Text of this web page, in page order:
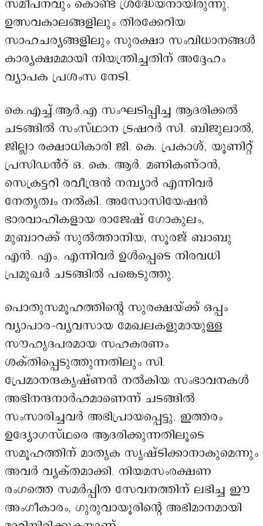
സമീപനവും കൊണ്ട് ശ്രദ്ധേയനായിരുന്നു.
ഉത്സവകാലങ്ങളിലും തിരക്കേറിയ
സാഹചര്യങ്ങളിലും സുരക്ഷാ സംവിധാനങ്ങൾ
കാര്യക്ഷമമായി നിയന്ത്രിച്ചതിന് അദ്ദേഹം
വ്യാപക പ്രശംസ നേടി.
കെ.എച്ച്.ആർ.എ സംഘടിപ്പിച്ച ആദരിക്കൽ
ചടങ്ങിൽ സംസ്ഥാന ട്രഷറർ സി. ബിജുലാൽ,
ജില്ലാ രക്ഷാധികാരി ജി. കെ. പ്രകാശ്, യൂണിറ്റ്
പ്രസിഡൻ്റ് ഒ. കെ. ആർ. മണികണ്ഠൻ,
സെക്രട്ടറി രവീന്ദ്രൻ നമ്പ്യാർ എന്നിവർ
നേതൃത്വം നൽകി. അസോസിയേഷൻ
ഭാരവാഹികളായ രാജേഷ് ഗോകുലം,
മുബാറക്ക് സുൽത്താനിയ, സൂരജ് ബാബു
എൻ. എം. എന്നിവർ ഉൾപ്പെടെ നിരവധി
പ്രമുഖർ ചടങ്ങിൽ പങ്കെടുത്തു.
പൊതുസമൂഹത്തിന്റെ സുരക്ഷയ്ക്ക് ഒപ്പം
വ്യാപാര-വ്യവസായ മേഖലകളുമായുള്ള
സൗഹൃദപരമായ സഹകരണം
ശക്തിപ്പെടുത്തുന്നതിലും സി.
പ്രേമാനന്ദകൃഷ്ണൻ നൽകിയ സംഭാവനകൾ
അഭിനന്ദനാർഹമാണെന്ന് ചടങ്ങിൽ
സംസാരിച്ചവർ അഭിപ്രായപ്പെട്ടു. ഇത്തരം
ഉദ്യോഗസ്ഥരെ ആദരിക്കുന്നതിലൂടെ
സമൂഹത്തിന് മാതൃക സൃഷ്ടിക്കാനാകുമെന്നും
അവർ വ്യക്തമാക്കി. നിയമസംരക്ഷണ
രംഗത്തെ സമർപ്പിത സേവനത്തിന് ലഭിച്ച ഈ
അംഗീകാരം, ഗുരുവായൂരിന്റെ അഭിമാനമായി